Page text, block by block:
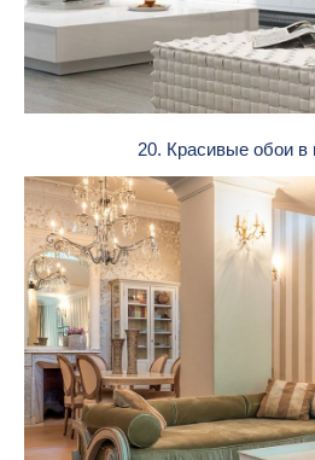
20. Красивые обои в